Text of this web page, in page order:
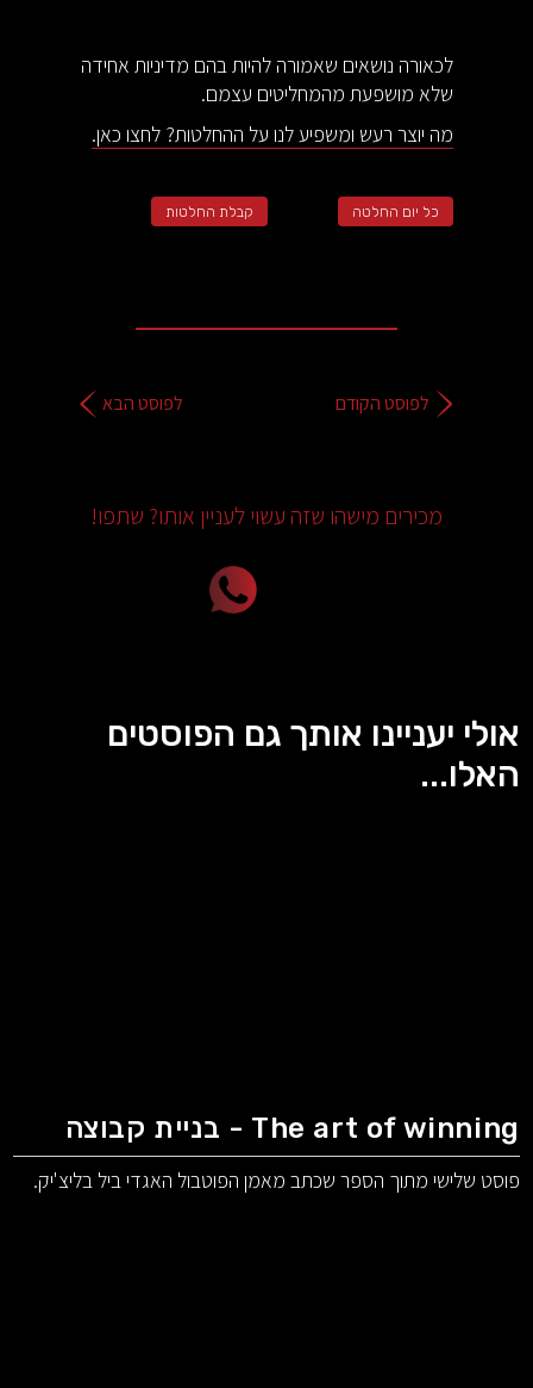
לכאורה נושאים שאמורה להיות בהם מדיניות אחידה
שלא מושפעת מהמחליטים עצמם.
מה יוצר רעש ומשפיע לנו על ההחלטות? לחצו כאן.
כל יום החלטה קבלת החלטות
לפוסט הקודם לפוסט הבא
מכירים מישהו שזה עשוי לעניין אותו? שתפו!
אולי יעניינו אותך גם הפוסטים
האלו...
The art of winning - בניית קבוצה
פוסט שלישי מתוך הספר שכתב מאמן הפוטבול האגדי ביל בליצ'יק.